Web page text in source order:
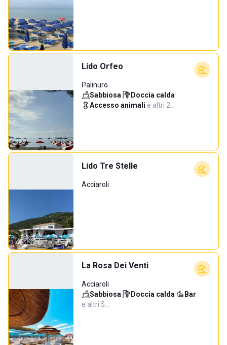
Lido Orfeo
Palinuro
Sabbiosa· Doccia calda·
Accesso animali·e altri 2…
Lido Tre Stelle
Acciaroli
La Rosa Dei Venti
Acciaroli
Sabbiosa· Doccia calda· Bar·
e altri 5…